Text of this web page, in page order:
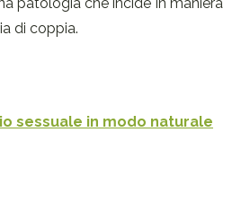
patologia che incide in maniera
di coppia.
sessuale in modo naturale